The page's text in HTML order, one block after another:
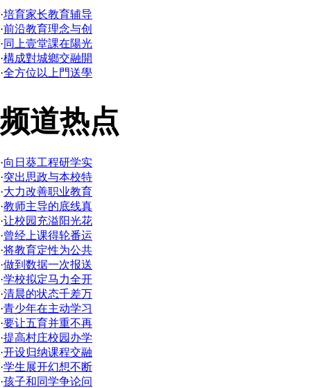
·培育家长教育辅导
·前沿教育理念与创
·同上壹堂課在陽光
·構成對城鄉交融開
·全方位以上門送學
频道热点
·向日葵工程研学实
·突出思政与本校特
·大力改善职业教育
·教师主导的底线真
·让校园充溢阳光花
·曾经上课得轮番运
·将教育定性为公共
·做到数据一次报送
·学校拟定马力全开
·清晨的状态千差万
·青少年在主动学习
·要让五育并重不再
·提高村庄校园办学
·开设归纳课程交融
·学生展开幻想不断
·孩子和同学争论问